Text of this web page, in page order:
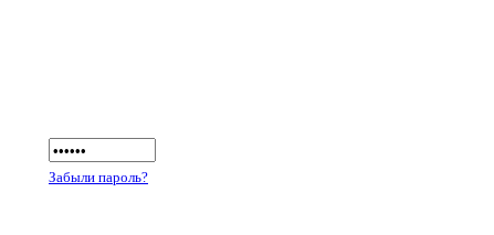
Забыли пароль?